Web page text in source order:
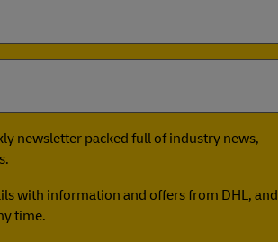
newsletter packed full of industry news,
with information and offers from DHL, and
time.